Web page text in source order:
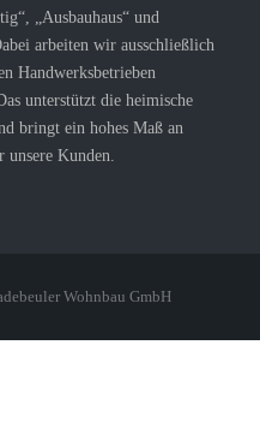
„Ausbauhaus“ und
arbeiten wir ausschließlich
Handwerksbetrieben
unterstützt die heimische
bringt ein hohes Maß an
unsere Kunden.
Wohnbau GmbH